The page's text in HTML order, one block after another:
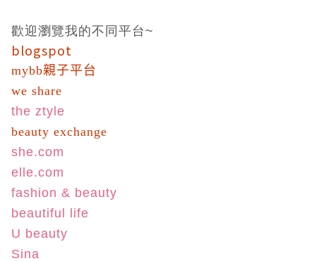
歡迎瀏覽我的不同平台~
blogspot
mybb親子平台
we share
the ztyle
beauty exchange
she.com
elle.com
fashion & beauty
beautiful life
U beauty
Sina